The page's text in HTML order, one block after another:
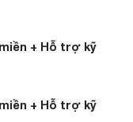
+ Hỗ trợ kỹ
+ Hỗ trợ kỹ